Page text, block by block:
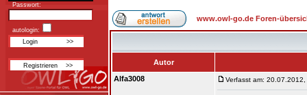
Passwort:
autologin:
www.owl-go.de Foren-
Autor
Alfa3008
Verfasst am: